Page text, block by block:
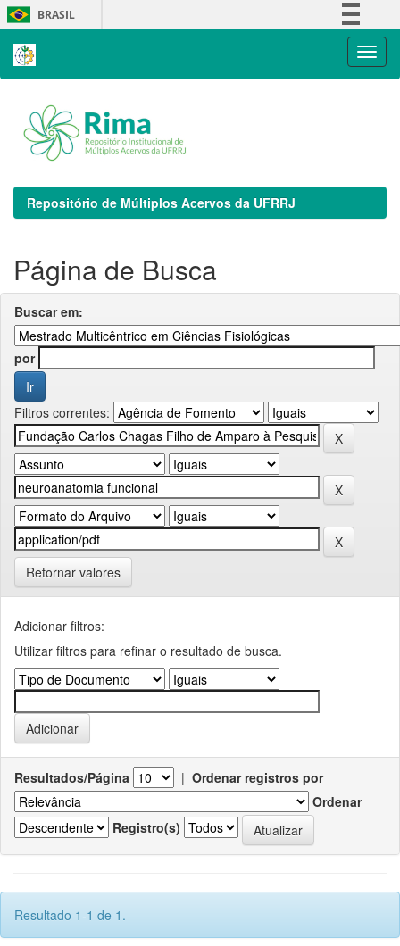
Skip
navigation
BRASIL
Repositório de Múltiplos Acervos da UFRRJ
Página de Busca
Buscar em:
por
Filtros correntes:
Retornar valores
Adicionar filtros:
Utilizar filtros para refinar o resultado de busca.
Resultados/Página | Ordenar registros por
Ordenar
Registro(s)
Resultado 1-1 de 1.